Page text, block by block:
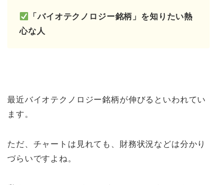
「バイオテクノロジー銘柄」を知りたい熱
心な人
最近バイオテクノロジー銘柄が伸びるといわれてい
ます。
ただ、チャートは見れても、財務状況などは分かり
づらいですよね。